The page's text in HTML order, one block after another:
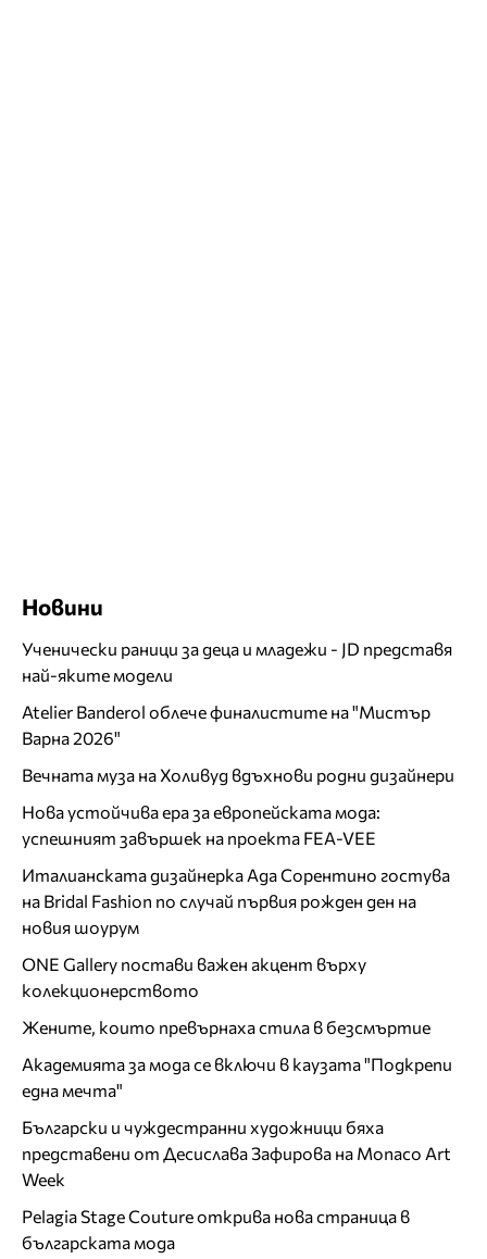
Новини
Ученически раници за деца и младежи - JD представя
най-яките модели
Atelier Banderol облече финалистите на "Мистър
Варна 2026"
Вечната муза на Холивуд вдъхнови родни дизайнери
Нова устойчива ера за европейската мода:
успешният завършек на проекта FEA-VEE
Италианската дизайнерка Ада Сорентино гостува
на Bridal Fashion по случай първия рожден ден на
новия шоурум
ONE Gallery постави важен акцент върху
колекционерството
Жените, които превърнаха стила в безсмъртие
Академията за мода се включи в каузата "Подкрепи
една мечта"
Български и чуждестранни художници бяха
представени от Десислава Зафирова на Monaco Art
Week
Pelagia Stage Couture открива нова страница в
българската мода